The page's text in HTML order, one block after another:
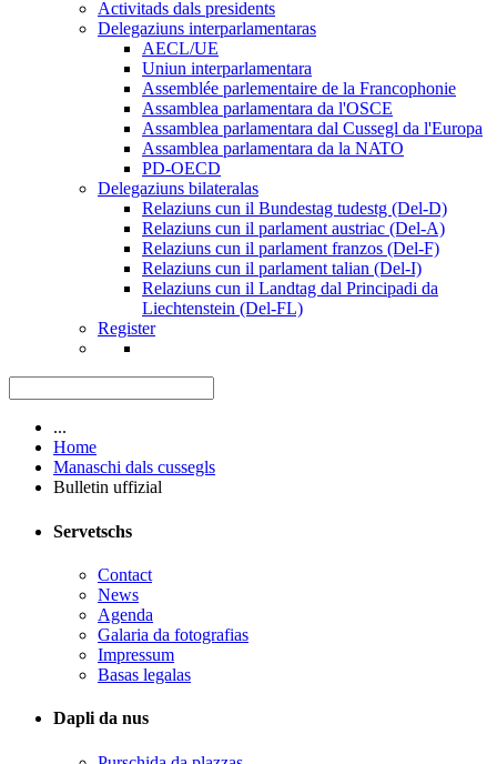
Activitads dals presidents
Delegaziuns interparlamentaras
AECL/UE
Uniun interparlamentara
Assemblée parlementaire de la Francophonie
Assamblea parlamentara da l'OSCE
Assamblea parlamentara dal Cussegl da l'Europa
Assamblea parlamentara da la NATO
PD-OECD
Delegaziuns bilateralas
Relaziuns cun il Bundestag tudestg (Del-D)
Relaziuns cun il parlament austriac (Del-A)
Relaziuns cun il parlament franzos (Del-F)
Relaziuns cun il parlament talian (Del-I)
Relaziuns cun il Landtag dal Principadi da
Liechtenstein (Del-FL)
Register
...
Home
Manaschi dals cussegls
Bulletin uffizial
Servetschs
Contact
News
Agenda
Galaria da fotografias
Impressum
Basas legalas
Dapli da nus